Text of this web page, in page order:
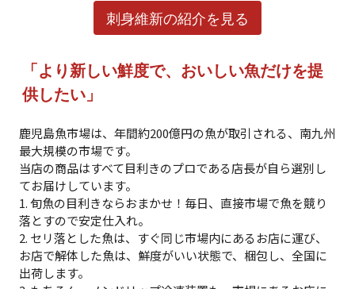
刺身維新の紹介を見る
「より新しい鮮度で、おいしい魚だけを提
供したい」
鹿児島魚市場は、年間約200億円の魚が取引される、南九州
最大規模の市場です。
当店の商品はすべて目利きのプロである店長が自ら選別し
てお届けしています。
1. 旬魚の目利きならおまかせ！毎日、直接市場で魚を競り
落とすので安定仕入れ。
2. セリ落とした魚は、すぐ同じ市場内にあるお店に運び、
お店で解体した魚は、鮮度がいい状態で、梱包し、全国に
出荷します。